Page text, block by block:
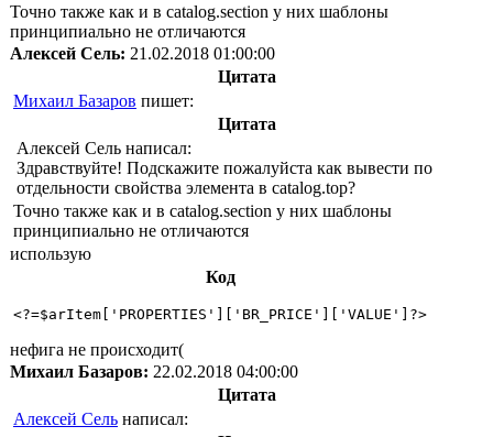
Точно также как и в catalog.section у них шаблоны
принципиально не отличаются
Алексей Сель: 21.02.2018 01:00:00
Цитата
Михаил Базаров пишет:
Цитата
Алексей Сель написал:
Здравствуйте! Подскажите пожалуйста как вывести по
отдельности свойства элемента в catalog.top?
Точно также как и в catalog.section у них шаблоны
принципиально не отличаются
использую
Код
<?=$arItem['PROPERTIES']['BR_PRICE']['VALUE']?>
нефига не происходит(
Михаил Базаров: 22.02.2018 04:00:00
Цитата
Алексей Сель написал: